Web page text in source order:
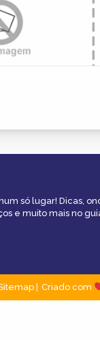
só lugar! Dicas,
e muito mais no
Criado com